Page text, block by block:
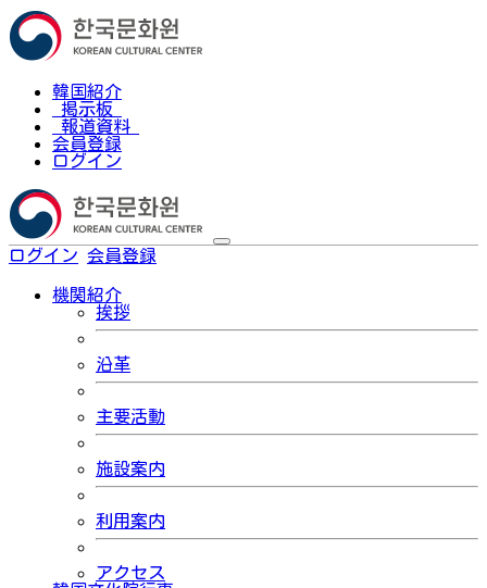
韓国紹介
掲示板
報道資料
会員登録
ログイン
ログイン 会員登録
機関紹介
挨拶
沿革
主要活動
施設案内
利用案内
アクセス